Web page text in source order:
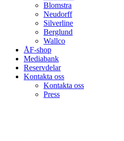
Blomstra
Neudorff
Silverline
Berglund
Wallco
ÅF-shop
Mediabank
Reservdelar
Kontakta oss
Kontakta oss
Press